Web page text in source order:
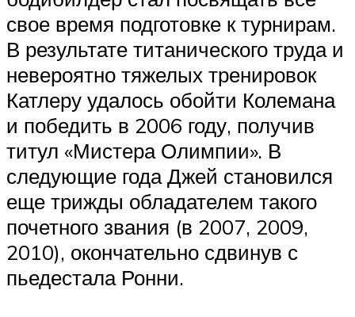
свое время подготовке к турнирам.
В результате титанического труда и
невероятно тяжелых тренировок
Катлеру удалось обойти Колемана
и победить в 2006 году, получив
титул «Мистера Олимпии». В
следующие года Джей становился
еще трижды обладателем такого
почетного звания (в 2007, 2009,
2010), окончательно сдвинув с
пьедестала Ронни.